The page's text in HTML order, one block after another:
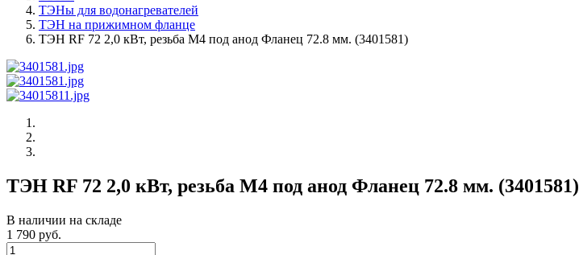
ТЭНы для водонагревателей
ТЭН на прижимном фланце
ТЭН RF 72 2,0 кВт, резьба М4 под анод Фланец 72.8 мм. (3401581)
ТЭН RF 72 2,0 кВт, резьба М4 под анод Фланец 72.8 мм. (3401581)
В наличии на складе
1 790 руб.